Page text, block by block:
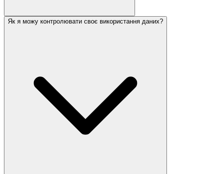
Як я можу контролювати своє використання даних?